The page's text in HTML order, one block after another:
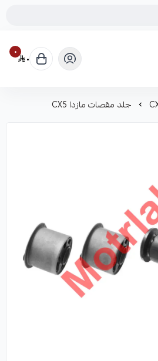
٠ ٠
جلد مقصات مازدا CX5